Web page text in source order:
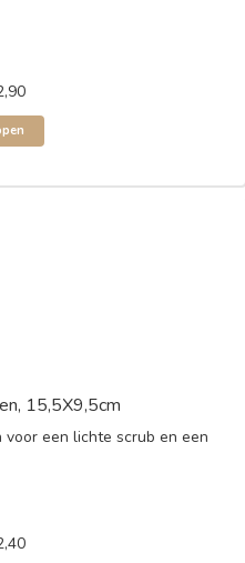
15,5X9,5cm
een lichte scrub en een